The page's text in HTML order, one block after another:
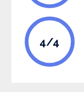
4/4